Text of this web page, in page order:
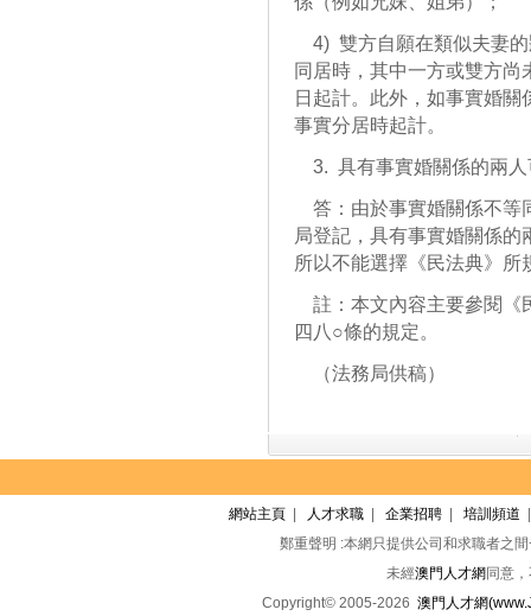
4) 雙方自願在類似夫妻的
同居時，其中一方或雙方
日起計。此外，如事實婚
事實分居時起計。
3. 具有事實婚關係的兩人
答：由於事實婚關係不等
局登記，具有事實婚關係
所以不能選擇《民法典》所
註：本文內容主要參閱《
四八○條的規定。
（法務局供稿）
網站主頁 人才求職 企業招聘 培訓頻道
鄭重聲明 :本網只提供公司和求職者之
未經澳門人才網 同意
Copyright© 2005-2026 澳門人才網